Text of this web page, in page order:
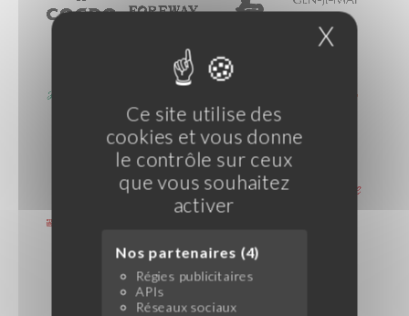
Ce site utilise des
cookies et vous donne
le contrôle sur ceux
que vous souhaitez
activer
Nos partenaires (4)
Régies publicitaires
APIs
Réseaux sociaux
X